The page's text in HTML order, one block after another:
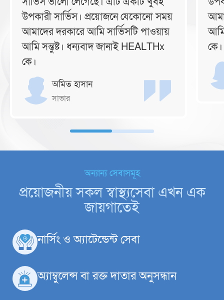
উপকারী সার্ভিস। প্রয়োজনে যেকোনো সময়
আমাদের দরকারে আমি সার্ভিসটি পাওয়ায়
আমি সন্তুষ্ট। ধন্যবাদ জানাই HEALTHx
কে।
অমিত হাসান
সাভার
কে।
অন্যান্য সেবাসমূহ
প্রয়োজনীয় সকল স্বাস্থ্যসেবা এখন এক
জায়গাতেই
নার্সিং ও অ্যাটেন্ডেন্ট সেবা
অ্যাম্বুলেন্স বা রক্ত দাতার অনুসন্ধান